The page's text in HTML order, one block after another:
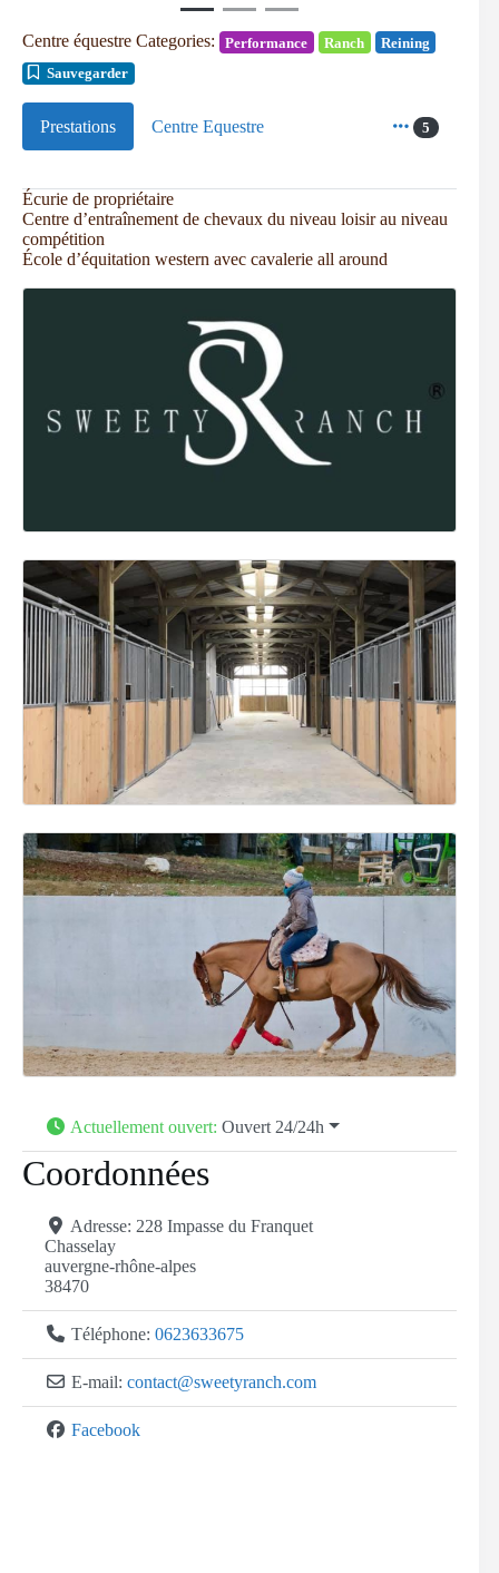
Centre équestre Categories: Performance Ranch
Reining
Sauvegarder
Prestations Centre Equestre 5
Écurie de propriétaire
Centre d’entraînement de chevaux du niveau loisir au niveau
compétition
École d’équitation western avec cavalerie all around
Actuellement ouvert: Ouvert 24/24h
Coordonnées
Adresse: 228 Impasse du Franquet
Chasselay
auvergne-rhône-alpes
38470
Téléphone: 0623633675
E-mail: contact@sweetyranch.com
Facebook